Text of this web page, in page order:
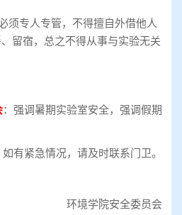
须专人专管，不得擅自外借他人
留宿，总之不得从事与实验无关
：强调暑期实验室安全，强调假期
有紧急情况，请及时联系门卫。
环境学院安全委员会